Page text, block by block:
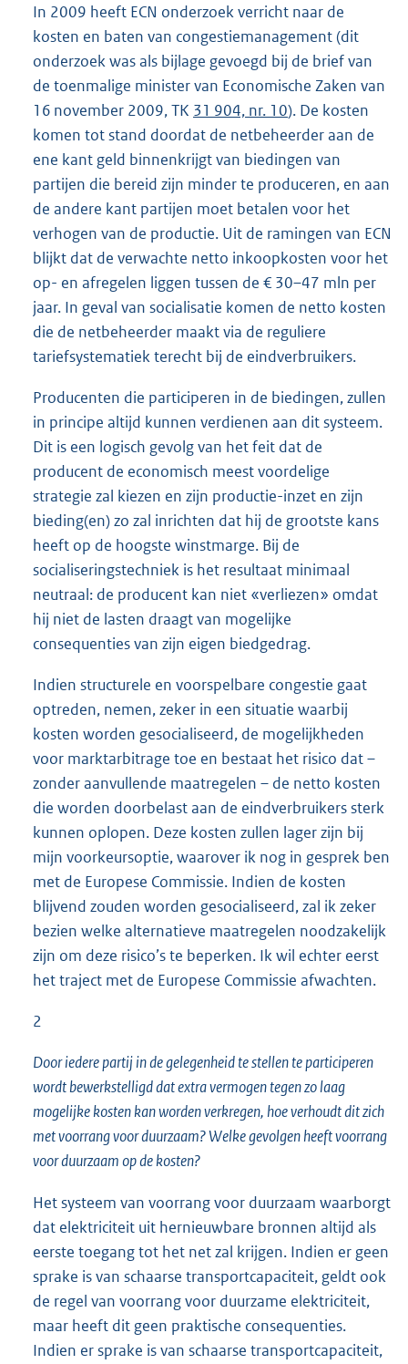
In 2009 heeft ECN onderzoek verricht naar de
kosten en baten van congestiemanagement (dit
onderzoek was als bijlage gevoegd bij de brief van
de toenmalige minister van Economische Zaken van
16 november 2009, TK 31 904, nr. 10). De kosten
komen tot stand doordat de netbeheerder aan de
ene kant geld binnenkrijgt van biedingen van
partijen die bereid zijn minder te produceren, en aan
de andere kant partijen moet betalen voor het
verhogen van de productie. Uit de ramingen van ECN
blijkt dat de verwachte netto inkoopkosten voor het
op- en afregelen liggen tussen de € 30–47 mln per
jaar. In geval van socialisatie komen de netto kosten
die de netbeheerder maakt via de reguliere
tariefsystematiek terecht bij de eindverbruikers.
Producenten die participeren in de biedingen, zullen
in principe altijd kunnen verdienen aan dit systeem.
Dit is een logisch gevolg van het feit dat de
producent de economisch meest voordelige
strategie zal kiezen en zijn productie-inzet en zijn
bieding(en) zo zal inrichten dat hij de grootste kans
heeft op de hoogste winstmarge. Bij de
socialiseringstechniek is het resultaat minimaal
neutraal: de producent kan niet «verliezen» omdat
hij niet de lasten draagt van mogelijke
consequenties van zijn eigen biedgedrag.
Indien structurele en voorspelbare congestie gaat
optreden, nemen, zeker in een situatie waarbij
kosten worden gesocialiseerd, de mogelijkheden
voor marktarbitrage toe en bestaat het risico dat –
zonder aanvullende maatregelen – de netto kosten
die worden doorbelast aan de eindverbruikers sterk
kunnen oplopen. Deze kosten zullen lager zijn bij
mijn voorkeursoptie, waarover ik nog in gesprek ben
met de Europese Commissie. Indien de kosten
blijvend zouden worden gesocialiseerd, zal ik zeker
bezien welke alternatieve maatregelen noodzakelijk
zijn om deze risico’s te beperken. Ik wil echter eerst
het traject met de Europese Commissie afwachten.
2
Door iedere partij in de gelegenheid te stellen te participeren
wordt bewerkstelligd dat extra vermogen tegen zo laag
mogelijke kosten kan worden verkregen, hoe verhoudt dit zich
met voorrang voor duurzaam? Welke gevolgen heeft voorrang
voor duurzaam op de kosten?
Het systeem van voorrang voor duurzaam waarborgt
dat elektriciteit uit hernieuwbare bronnen altijd als
eerste toegang tot het net zal krijgen. Indien er geen
sprake is van schaarse transportcapaciteit, geldt ook
de regel van voorrang voor duurzame elektriciteit,
maar heeft dit geen praktische consequenties.
Indien er sprake is van schaarse transportcapaciteit,